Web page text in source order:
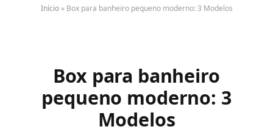
Início» Box para banheiro pequeno moderno: 3 Modelos
Box para banheiro
pequeno moderno: 3
Modelos